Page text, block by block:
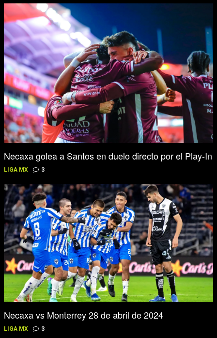
Necaxa golea a Santos en duelo directo por el Play-In
LIGA MX 3
Necaxa vs Monterrey 28 de abril de 2024
LIGA MX 3